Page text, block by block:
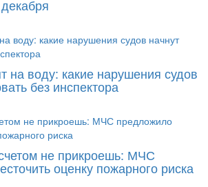
воду: какие нарушения судов
без инспектора
не прикроешь: МЧС
оценку пожарного риска